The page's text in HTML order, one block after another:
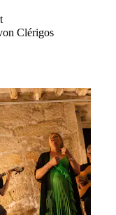
Clérigos